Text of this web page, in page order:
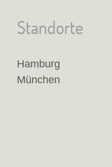
Standorte
Hamburg
München